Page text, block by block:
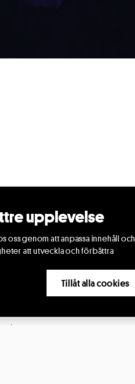
upplevelse
oss genom att anpassa innehåll och
att utveckla och förbättra
Tillåt alla cookies
visas